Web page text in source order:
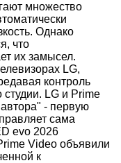
множество
Однако
что
их замысел.
LG,
контроль
LG и Prime
- первую
сама
evo 2026
Video объявили
к